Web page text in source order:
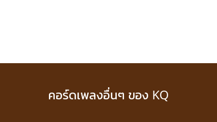
คอร์ดเพลงอื่นๆ ของ KQ